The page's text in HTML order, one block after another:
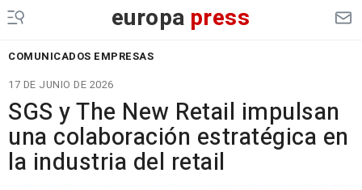
europa press
COMUNICADOS EMPRESAS
17 DE JUNIO DE 2026
SGS y The New Retail impulsan
una colaboración estratégica en
la industria del retail